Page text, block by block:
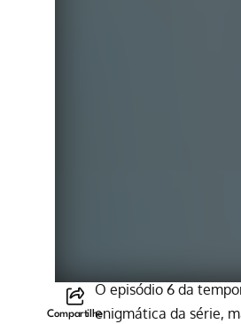
Compartilhe
O episódio 6 da
enigmática da série,